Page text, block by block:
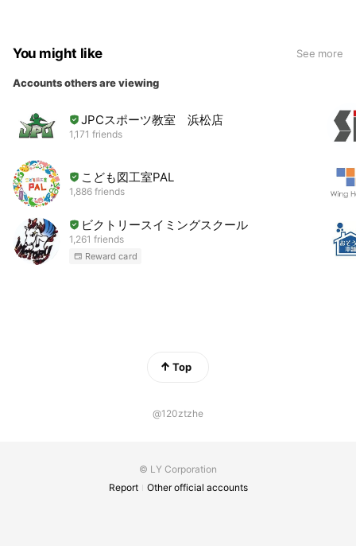
You might like See more
Accounts others are viewing
JPCスポーツ教室 浜松店
1,171 friends
こども図工室PAL
1,886 friends
ビクトリースイミングスクール
1,261 friends
Reward card
Top
@120ztzhe
© LY Corporation
Report
Other official accounts